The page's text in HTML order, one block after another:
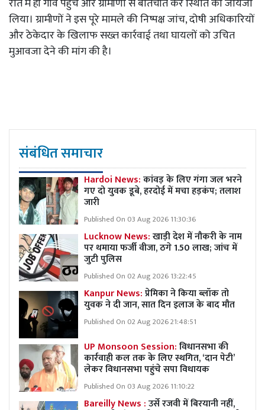
लिया। ग्रामीणों ने इस पूरे मामले की निष्पक्ष जांच, दोषी अधिकारियों
और ठेकेदार के खिलाफ सख्त कार्रवाई तथा घायलों को उचित
मुआवजा देने की मांग की है।
संबंधित समाचार
Hardoi News:कांवड़ के लिए गंगा जल भरने
गए दो युवक डूबे, हरदोई में मचा हड़कंप; तलाश
जारी
Published On 03 Aug 2026 11:30:36
Lucknow News:खाड़ी देश में नौकरी के नाम
पर थमाया फर्जी वीजा, ठगे 1.50 लाख; जांच में
जुटी पुलिस
Published On 02 Aug 2026 13:22:45
Kanpur News:प्रेमिका ने किया ब्लॉक तो
युवक ने दी जान, सात दिन इलाज के बाद मौत
Published On 02 Aug 2026 21:48:51
UP Monsoon Session:विधानसभा की
कार्रवाही कल तक के लिए स्थगित, ‘दान पेटी’
लेकर विधानसभा पहुंचे सपा विधायक
Published On 03 Aug 2026 11:10:22
Bareilly News :उर्से रजवी में बिरयानी नहीं,